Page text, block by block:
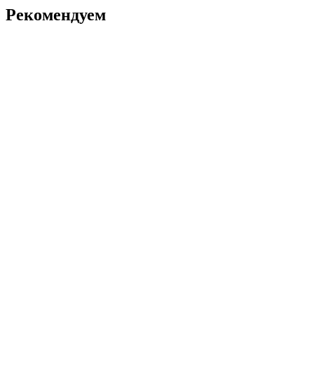
Рекомендуем